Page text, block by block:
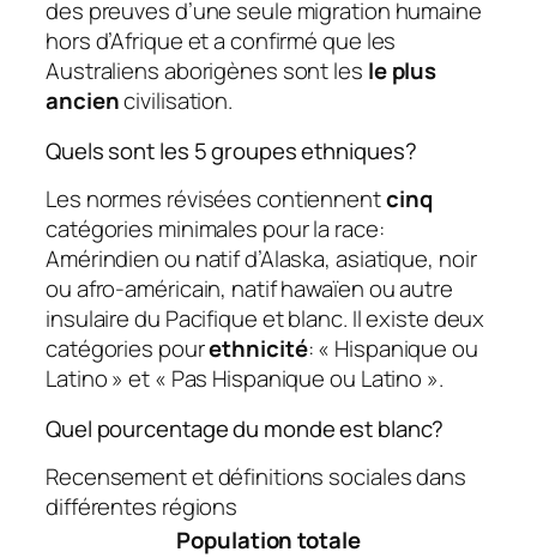
des preuves d’une seule migration humaine
hors d’Afrique et a confirmé que les
Australiens aborigènes sont les le plus
anciencivilisation.
Quels sont les 5 groupes ethniques?
Les normes révisées contiennentcinq
catégories minimales pour la race:
Amérindien ou natif d’Alaska, asiatique, noir
ou afro-américain, natif hawaïen ou autre
insulaire du Pacifique et blanc. Il existe deux
catégories pourethnicité: « Hispanique ou
Latino » et « Pas Hispanique ou Latino ».
Quel pourcentage du monde est blanc?
Recensement et définitions sociales dans
différentes régions
Population totale